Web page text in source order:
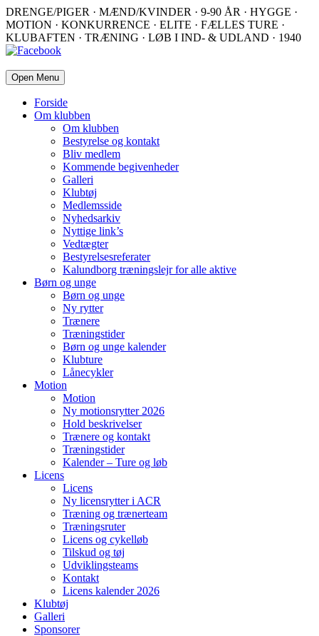
DRENGE/PIGER · MÆND/KVINDER · 9-90 ÅR · HYGGE ·
MOTION · KONKURRENCE · ELITE · FÆLLES TURE ·
KLUBAFTEN · TRÆNING · LØB I IND- & UDLAND · 1940
Open Menu
Forside
Om klubben
Om klubben
Bestyrelse og kontakt
Bliv medlem
Kommende begivenheder
Galleri
Klubtøj
Medlemsside
Nyhedsarkiv
Nyttige link’s
Vedtægter
Bestyrelsesreferater
Kalundborg træningslejr for alle aktive
Børn og unge
Børn og unge
Ny rytter
Trænere
Træningstider
Børn og unge kalender
Klubture
Lånecykler
Motion
Motion
Ny motionsrytter 2026
Hold beskrivelser
Trænere og kontakt
Træningstider
Kalender – Ture og løb
Licens
Licens
Ny licensrytter i ACR
Træning og trænerteam
Træningsruter
Licens og cykelløb
Tilskud og tøj
Udviklingsteams
Kontakt
Licens kalender 2026
Klubtøj
Galleri
Sponsorer